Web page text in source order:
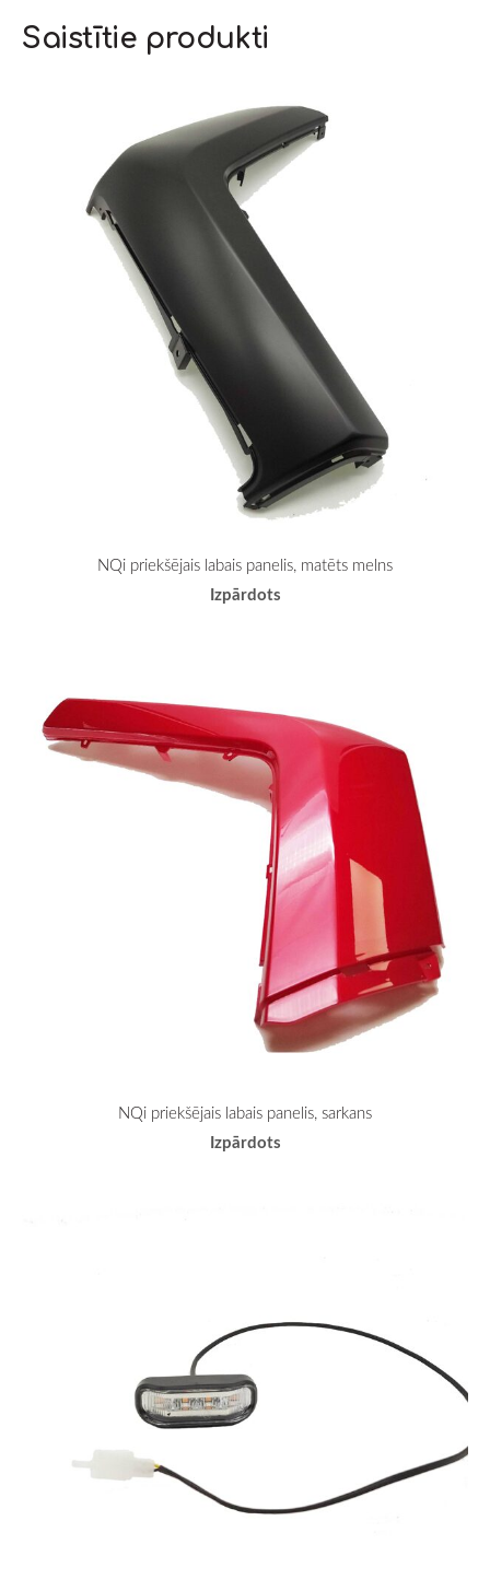
Saistītie produkti
NQi priekšējais labais panelis, matēts melns
Izpārdots
NQi priekšējais labais panelis, sarkans
Izpārdots